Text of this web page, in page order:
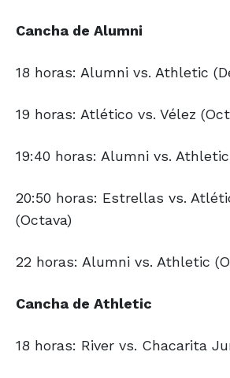
Cancha de Alumni
18 horas: Alumni vs. Athletic
19 horas: Atlético vs. Vélez
19:40 horas: Alumni vs. Athletic
20:50 horas: Estrellas vs.
(Octava)
22 horas: Alumni vs. Athletic
Cancha de Athletic
18 horas: River vs. Chacarita